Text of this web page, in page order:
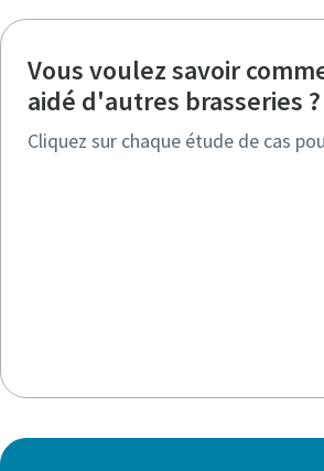
Vous voulez savoir
aidé d'autres brasseries ?
Cliquez sur chaque étude de cas